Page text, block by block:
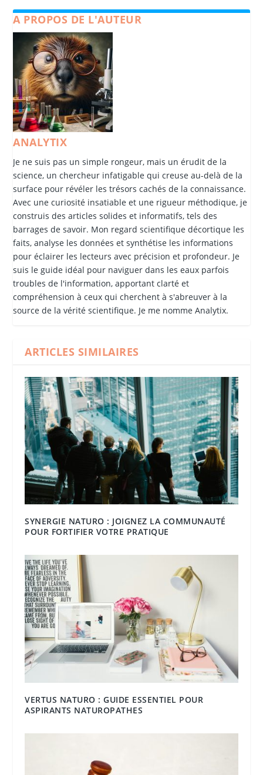
A PROPOS DE L'AUTEUR
ANALYTIX
Je ne suis pas un simple rongeur, mais un érudit de la
science, un chercheur infatigable qui creuse au-delà de la
surface pour révéler les trésors cachés de la connaissance.
Avec une curiosité insatiable et une rigueur méthodique, je
construis des articles solides et informatifs, tels des
barrages de savoir. Mon regard scientifique décortique les
faits, analyse les données et synthétise les informations
pour éclairer les lecteurs avec précision et profondeur. Je
suis le guide idéal pour naviguer dans les eaux parfois
troubles de l'information, apportant clarté et
compréhension à ceux qui cherchent à s'abreuver à la
source de la vérité scientifique. Je me nomme Analytix.
ARTICLES SIMILAIRES
SYNERGIE NATURO : JOIGNEZ LA COMMUNAUTÉ
POUR FORTIFIER VOTRE PRATIQUE
VERTUS NATURO : GUIDE ESSENTIEL POUR
ASPIRANTS NATUROPATHES